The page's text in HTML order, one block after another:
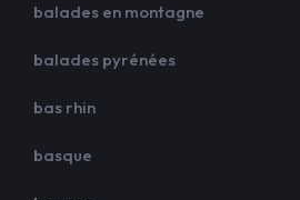
balades en montagne
balades pyrénées
bas rhin
basque